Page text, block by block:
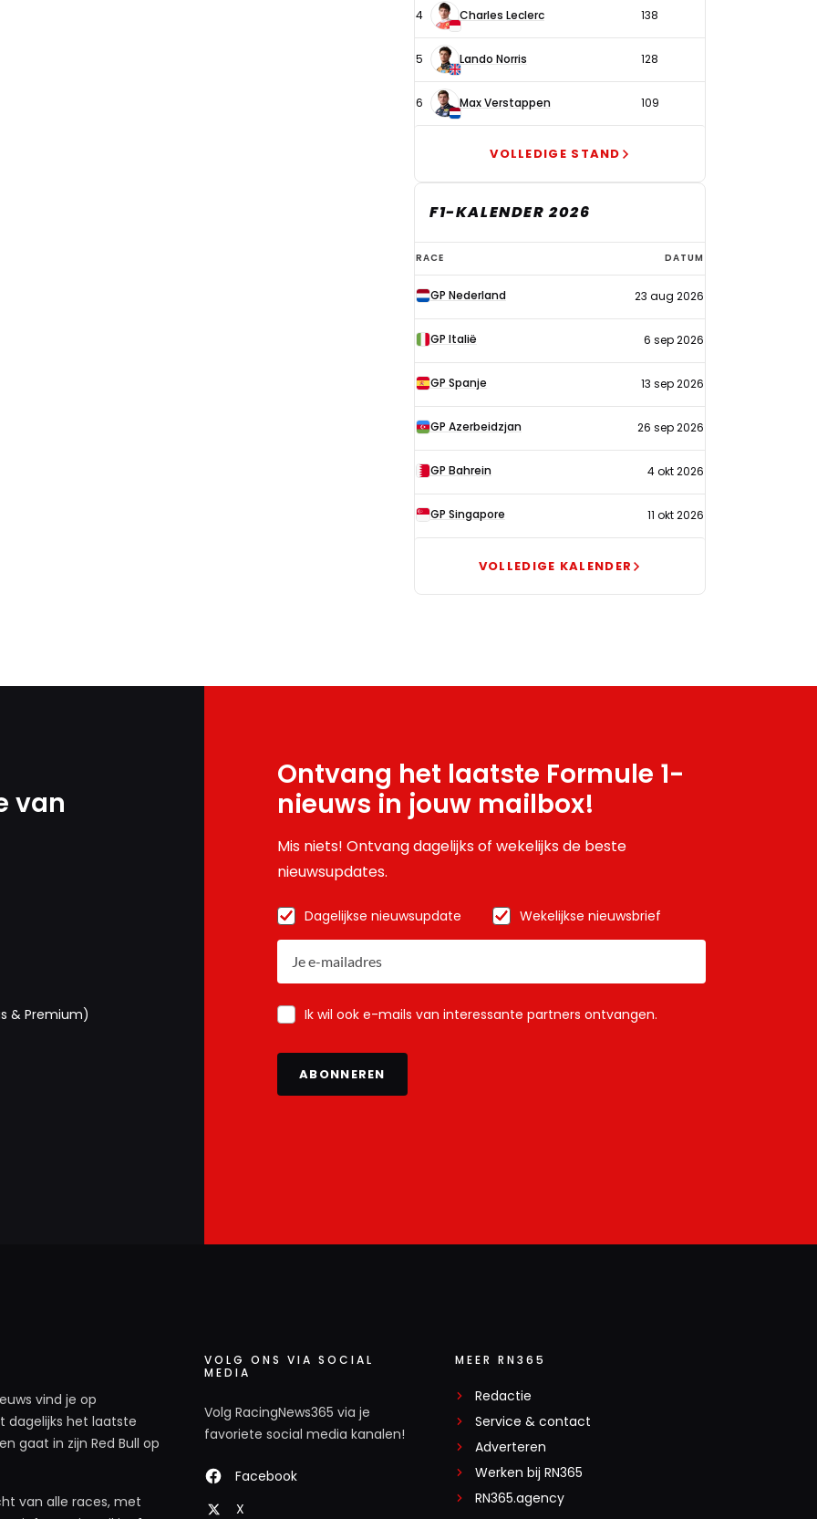
4 Charles Leclerc 138
5 Lando Norris 128
6 Max Verstappen 109
VOLLEDIGE STAND
F1-KALENDER 2026
F1-
kalender
2026
RACE DATUM
GP Nederland 23 aug 2026
GP Italië 6 sep 2026
GP Spanje 13 sep 2026
GP Azerbeidzjan 26 sep 2026
GP Bahrein 4 okt 2026
GP Singapore 11 okt 2026
VOLLEDIGE KALENDER
van
& Premium)
Ontvang het laatste Formule 1-
nieuws in jouw mailbox!
Mis niets! Ontvang dagelijks of wekelijks de beste
nieuwsupdates.
Dagelijkse nieuwsupdate Wekelijkse nieuwsbrief
Ik wil ook e-mails van interessante partners ontvangen.
ABONNEREN
vind je op
dagelijks het laatste
gaat in zijn Red Bull op
van alle races, met
VOLG ONS VIA SOCIAL
MEDIA
Volg RacingNews365 via je
favoriete social media kanalen!
Facebook
X
MEER RN365
Redactie
Service & contact
Adverteren
Werken bij RN365
RN365.agency